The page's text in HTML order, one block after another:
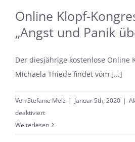
Online Klopf-
„Angst und Panik
Der diesjährige kostenlose Online
Michaela Thiede findet vom [...]
VonStefanie Melz | Januar 5th, 2020 |
deaktiviertfür
Online
Klopf-
Weiterlesen